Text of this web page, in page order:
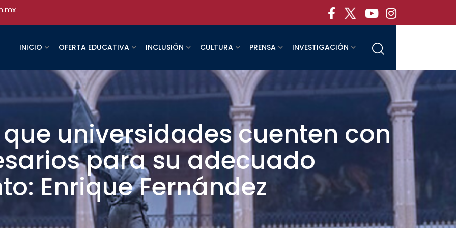
INICIO OFERTA EDUCATIVA INCLUSIÓN CULTURA PRENSA INVESTIGACIÓN
universidades cuenten con
para su adecuado
Enrique Fernández